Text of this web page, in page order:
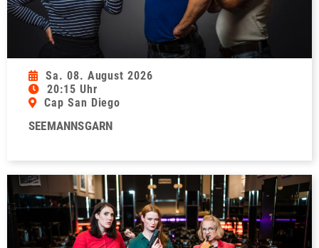
Sa. 08. August 2026
20:15 Uhr
Cap San Diego
SEEMANNSGARN